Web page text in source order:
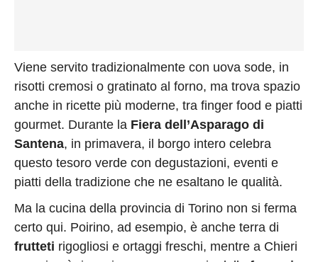
Viene servito tradizionalmente con uova sode, in
risotti cremosi o gratinato al forno, ma trova spazio
anche in ricette più moderne, tra finger food e piatti
gourmet. Durante la Fiera dell’Asparago di
Santena, in primavera, il borgo intero celebra
questo tesoro verde con degustazioni, eventi e
piatti della tradizione che ne esaltano le qualità.
Ma la cucina della provincia di Torino non si ferma
certo qui. Poirino, ad esempio, è anche terra di
frutteti rigogliosi e ortaggi freschi, mentre a Chieri